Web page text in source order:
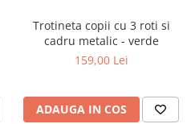
Trotineta copii cu 3 roti si
cadru metalic - verde
159,00 Lei
ADAUGA IN COS